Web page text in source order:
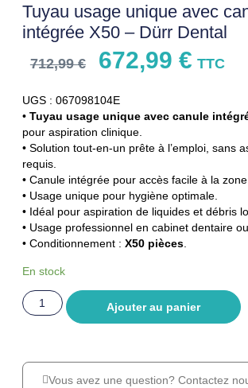
Tuyau usage unique avec
intégrée X50 – Dürr Dental
712,99€ 672,99 € TTC
UGS : 067098104E
• Tuyau usage unique avec canule
pour aspiration clinique.
• Solution tout-en-un prête à l’emploi, sans
requis.
• Canule intégrée pour accès facile à la
• Usage unique pour hygiène optimale.
• Idéal pour aspiration de liquides et débris
• Usage professionnel en cabinet dentaire
• Conditionnement : X50 pièces.
En stock
Ajouter au panier
Vous avez une question? Contactez